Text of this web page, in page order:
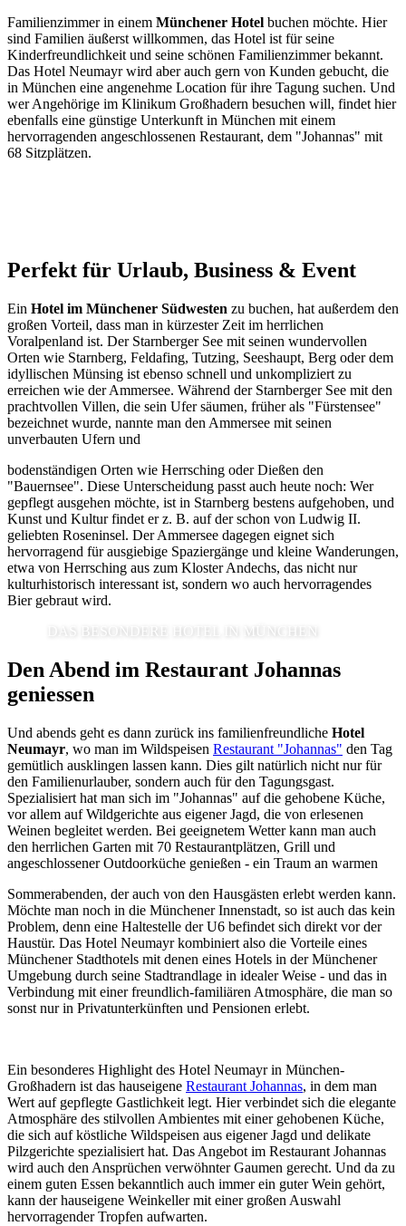
Familienzimmer in einem Münchener Hotel buchen möchte. Hier
sind Familien äußerst willkommen, das Hotel ist für seine
Kinderfreundlichkeit und seine schönen Familienzimmer bekannt.
Das Hotel Neumayr wird aber auch gern von Kunden gebucht, die
in München eine angenehme Location für ihre Tagung suchen. Und
wer Angehörige im Klinikum Großhadern besuchen will, findet hier
ebenfalls eine günstige Unterkunft in München mit einem
hervorragenden angeschlossenen Restaurant, dem "Johannas" mit
68 Sitzplätzen.
Perfekt für Urlaub, Business & Event
Ein Hotel im Münchener Südwesten zu buchen, hat außerdem den
großen Vorteil, dass man in kürzester Zeit im herrlichen
Voralpenland ist. Der Starnberger See mit seinen wundervollen
Orten wie Starnberg, Feldafing, Tutzing, Seeshaupt, Berg oder dem
idyllischen Münsing ist ebenso schnell und unkompliziert zu
erreichen wie der Ammersee. Während der Starnberger See mit den
prachtvollen Villen, die sein Ufer säumen, früher als "Fürstensee"
bezeichnet wurde, nannte man den Ammersee mit seinen
unverbauten Ufern und
bodenständigen Orten wie Herrsching oder Dießen den
"Bauernsee". Diese Unterscheidung passt auch heute noch: Wer
gepflegt ausgehen möchte, ist in Starnberg bestens aufgehoben, und
Kunst und Kultur findet er z. B. auf der schon von Ludwig II.
geliebten Roseninsel. Der Ammersee dagegen eignet sich
hervorragend für ausgiebige Spaziergänge und kleine Wanderungen,
etwa von Herrsching aus zum Kloster Andechs, das nicht nur
kulturhistorisch interessant ist, sondern wo auch hervorragendes
Bier gebraut wird.
DAS BESONDERE HOTEL IN MÜNCHEN
Den Abend im Restaurant Johannas
geniessen
Und abends geht es dann zurück ins familienfreundliche Hotel
Neumayr, wo man im Wildspeisen Restaurant "Johannas" den Tag
gemütlich ausklingen lassen kann. Dies gilt natürlich nicht nur für
den Familienurlauber, sondern auch für den Tagungsgast.
Spezialisiert hat man sich im "Johannas" auf die gehobene Küche,
vor allem auf Wildgerichte aus eigener Jagd, die von erlesenen
Weinen begleitet werden. Bei geeignetem Wetter kann man auch
den herrlichen Garten mit 70 Restaurantplätzen, Grill und
angeschlossener Outdoorküche genießen - ein Traum an warmen
Sommerabenden, der auch von den Hausgästen erlebt werden kann.
Möchte man noch in die Münchener Innenstadt, so ist auch das kein
Problem, denn eine Haltestelle der U6 befindet sich direkt vor der
Haustür. Das Hotel Neumayr kombiniert also die Vorteile eines
Münchener Stadthotels mit denen eines Hotels in der Münchener
Umgebung durch seine Stadtrandlage in idealer Weise - und das in
Verbindung mit einer freundlich-familiären Atmosphäre, die man so
sonst nur in Privatunterkünften und Pensionen erlebt.
Ein besonderes Highlight des Hotel Neumayr in München-
Großhadern ist das hauseigene Restaurant Johannas, in dem man
Wert auf gepflegte Gastlichkeit legt. Hier verbindet sich die elegante
Atmosphäre des stilvollen Ambientes mit einer gehobenen Küche,
die sich auf köstliche Wildspeisen aus eigener Jagd und delikate
Pilzgerichte spezialisiert hat. Das Angebot im Restaurant Johannas
wird auch den Ansprüchen verwöhnter Gaumen gerecht. Und da zu
einem guten Essen bekanntlich auch immer ein guter Wein gehört,
kann der hauseigene Weinkeller mit einer großen Auswahl
hervorragender Tropfen aufwarten.